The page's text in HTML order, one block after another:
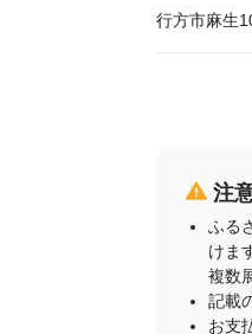
行方市麻生
注
ふる
けま
複数
記載
お支